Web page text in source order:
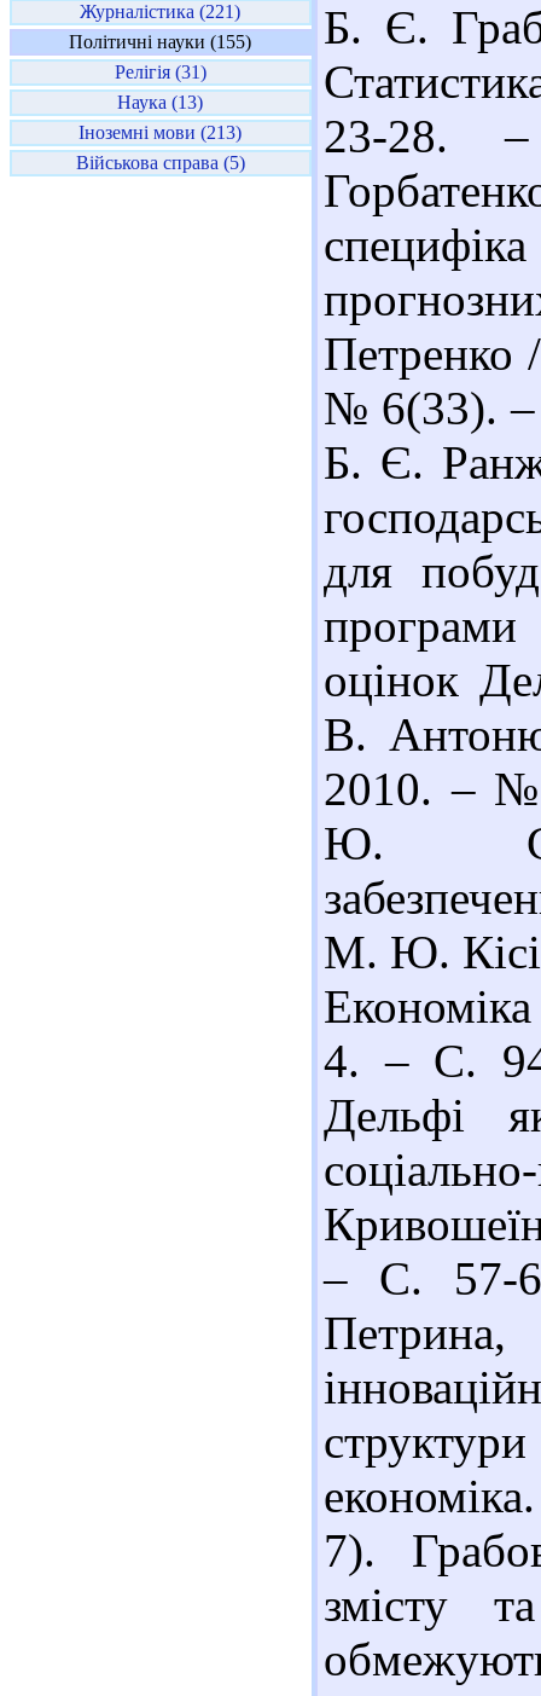
Журналістика (221)
Політичні науки (155)
Релігія (31)
Наука (13)
Іноземні мови (213)
Військова справа (5)
Б. Є.
23-28.
Петренко
№ 6(33). –
Б. Є.
для
програми
оцінок
В.
2010. –
Ю.
М. Ю.
4. – С.
Дельфі
– С. 57-
7).
змісту